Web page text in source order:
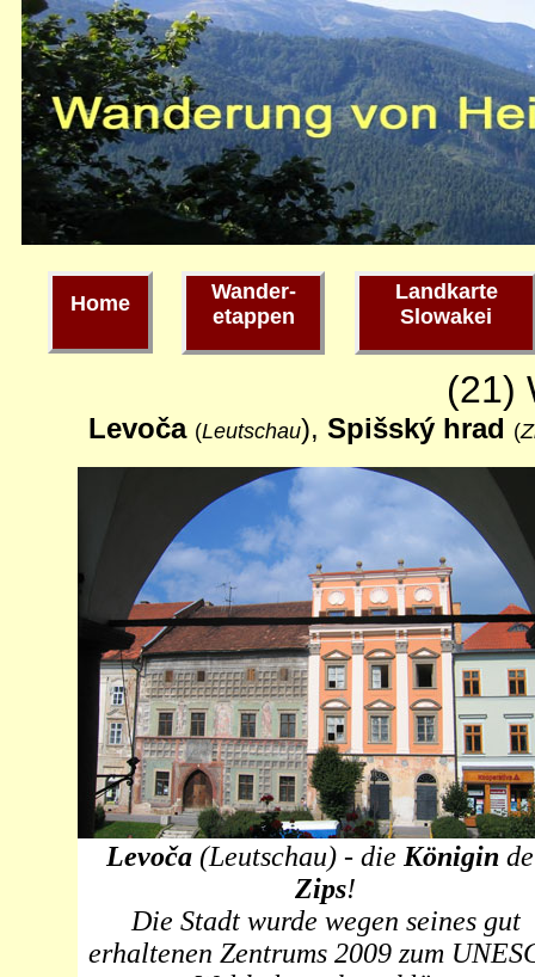
Home
Wander-
etappen
Landkarte
Slowakei
(21)
Levoča (Leutschau), Spišský hrad (
Levoča (Leutschau) - die Königin
Zips!
Die Stadt wurde wegen seines gut
erhaltenen Zentrums 2009 zum